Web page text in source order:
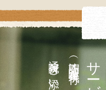
サ
ー
（訪問介護・家事代行